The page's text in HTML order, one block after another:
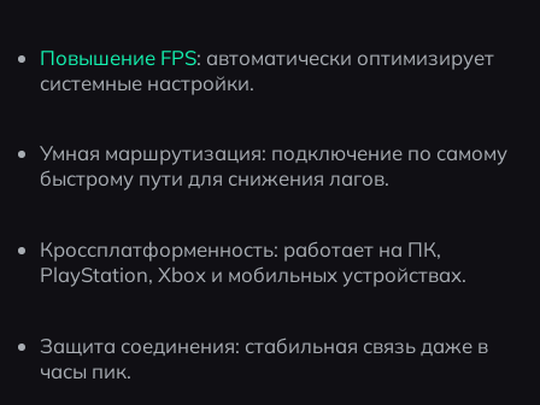
Повышение FPS: автоматически оптимизирует
системные настройки.
Умная маршрутизация: подключение по самому
быстрому пути для снижения лагов.
Кроссплатформенность: работает на ПК,
PlayStation, Xbox и мобильных устройствах.
Защита соединения: стабильная связь даже в
часы пик.